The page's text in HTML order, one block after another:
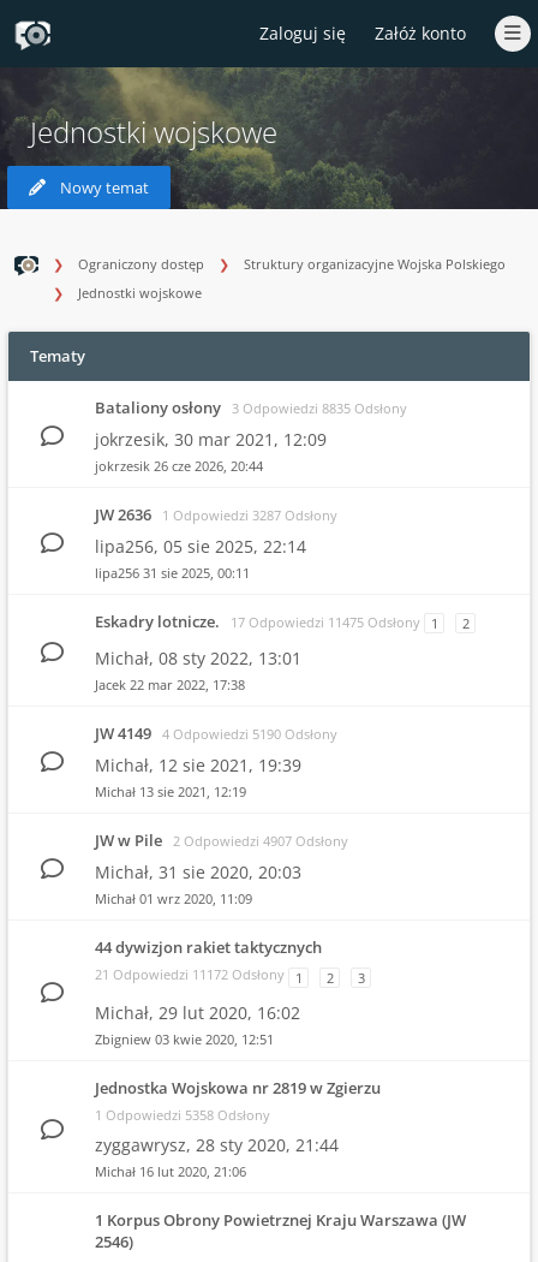
Zaloguj się Załóż konto
Jednostki wojskowe
Nowy temat
Ograniczony dostęp
Struktury organizacyjne Wojska Polskiego
Jednostki wojskowe
Tematy
Bataliony osłony 3 Odpowiedzi 8835 Odsłony
jokrzesik, 30 mar 2021, 12:09
jokrzesik 26 cze 2026, 20:44
JW 2636 1 Odpowiedzi 3287 Odsłony
lipa256, 05 sie 2025, 22:14
lipa256 31 sie 2025, 00:11
Eskadry lotnicze. 17 Odpowiedzi 11475 Odsłony 1 2
Michał, 08 sty 2022, 13:01
Jacek 22 mar 2022, 17:38
JW 4149 4 Odpowiedzi 5190 Odsłony
Michał, 12 sie 2021, 19:39
Michał 13 sie 2021, 12:19
JW w Pile 2 Odpowiedzi 4907 Odsłony
Michał, 31 sie 2020, 20:03
Michał 01 wrz 2020, 11:09
44 dywizjon rakiet taktycznych
21 Odpowiedzi 11172 Odsłony 1 2 3
Michał, 29 lut 2020, 16:02
Zbigniew 03 kwie 2020, 12:51
Jednostka Wojskowa nr 2819 w Zgierzu
1 Odpowiedzi 5358 Odsłony
zyggawrysz, 28 sty 2020, 21:44
Michał 16 lut 2020, 21:06
1 Korpus Obrony Powietrznej Kraju Warszawa (JW
2546)